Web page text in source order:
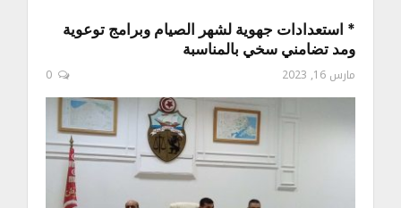
* استعدادات جهوية لشهر الصيام وبرامج توعوية
ومد تضامني سخي بالمناسبة
مارس 16, 2023